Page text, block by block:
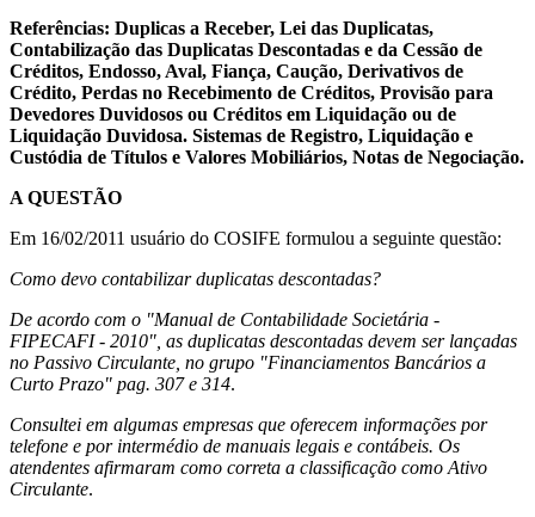
Referências: Duplicas a Receber, Lei das Duplicatas,
Contabilização das Duplicatas Descontadas e da Cessão de
Créditos, Endosso, Aval, Fiança, Caução, Derivativos de
Crédito, Perdas no Recebimento de Créditos, Provisão para
Devedores Duvidosos ou Créditos em Liquidação ou de
Liquidação Duvidosa. Sistemas de Registro, Liquidação e
Custódia de Títulos e Valores Mobiliários, Notas de Negociação.
A QUESTÃO
Em 16/02/2011 usuário do COSIFE formulou a seguinte questão:
Como devo contabilizar duplicatas descontadas?
De acordo com o "Manual de Contabilidade Societária -
FIPECAFI - 2010", as duplicatas descontadas devem ser lançadas
no Passivo Circulante, no grupo "Financiamentos Bancários a
Curto Prazo" pag. 307 e 314.
Consultei em algumas empresas que oferecem informações por
telefone e por intermédio de manuais legais e contábeis. Os
atendentes afirmaram como correta a classificação como Ativo
Circulante.